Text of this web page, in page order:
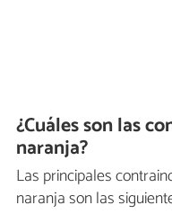
¿Cuáles son las
naranja?
Las principales
naranja son las